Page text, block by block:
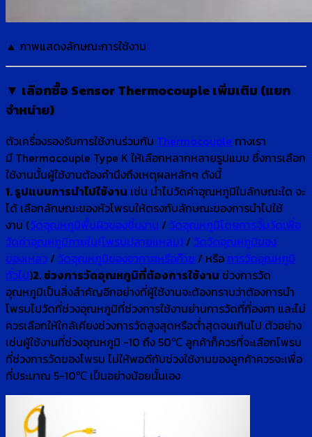
▲ ภาพแสดงลักษณะการใช้งาน
▼ เลือกซื้อ Sensor Thermocouple เพิ่มเติม (แยก
จำหน่าย)
ตัวเครื่องรองรับการใช้งานร่วมกับ Thermocouple ทางเรา
มี Thermocouple Type K ให้เลือกหลากหลายรูปแบบ ซึ่งการเลือก
ใช้งานนั้นผู้ใช้งานต้องคำนึงถึงเหตุผลหลักๆ ดังนี้
1. รูปแบบการนำไปใช้งาน เช่น นำไปวัดค่าอุณหภูมิในลักษณะใด จะ
ได้ เลือกลักษณะของหัวโพรบให้ตรงกับลักษณะของการนำไปใช้
งาน (วัดอุณหภูมิพื้นผิวของชิ้นงาน / วัดอุณหภูมิโดยการจิ้มวัดเพื่อ
วัดค่าอุณหภูมิภายใน(โพรบปลายแหลม) / วัดวัดอุณหภูมิของ
ของเหลว / วัดอุณหภูมิของอากาศหรือก๊าซ / หรือการวัดอุณหภูมิ
ทั่วไป)2. ช่วงการวัดอุณหภูมิที่ต้องการใช้งาน ช่วงการวัด
อุณหภูมิเป็นสิ่งสำคัญอีกอย่างที่ผู้ใช้งานจะต้องทราบว่าต้องการนำ
โพรบไปวัดที่ช่วงอุณหภูมิที่ช่วงการใช้งานย่านการวัดที่กี่องศา และไม่
ควรเลือกให้ใกล้เคียงช่วงการวัดสูงสุดหรือต่ำสุดจนเกินไป ตัวอย่าง
เช่นผู้ใช้งานที่ช่วงอุณหภูมิ -10 ถึง 50℃ ลูกค้าก็ควรที่จะเลือกโพรบ
ที่ช่วงการวัดของโพรบ ไม่ให้พอดีกับช่วงใช้งานของลูกค้าควรจะเพื่อ
ที่ประมาณ 5-10℃ เป็นอย่างน้อยนั้นเอง